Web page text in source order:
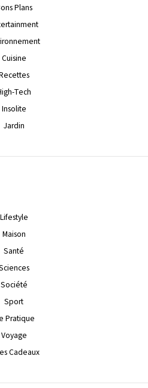
Plans
Cuisine
Tech
Insolite
Jardin
Lifestyle
Maison
Santé
Société
Sport
Pratique
Voyage
Cadeaux